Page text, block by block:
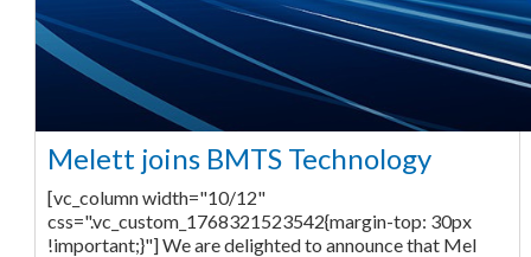
Melett joins BMTS Technology
[vc_column width="10/12"
css=".vc_custom_1768321523542{margin-top: 30px
!important;}"] We are delighted to announce that Mel